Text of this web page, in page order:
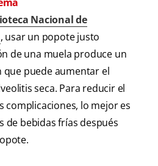
Nacional de
, usar un popote justo
de una muela produce un
puede aumentar el
seca. Para reducir el
complicaciones, lo mejor es
bebidas frías después